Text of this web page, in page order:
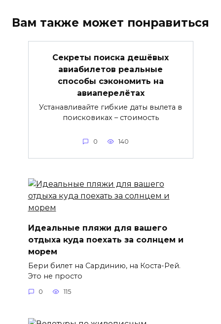
Вам также может понравиться
Секреты поиска дешёвых
авиабилетов реальные
способы сэкономить на
авиаперелётах
Устанавливайте гибкие даты вылета в
поисковиках – стоимость
0 140
Идеальные пляжи для вашего
отдыха куда поехать за солнцем и
морем
Бери билет на Сардинию, на Коста-Рей.
Это не просто
0 115